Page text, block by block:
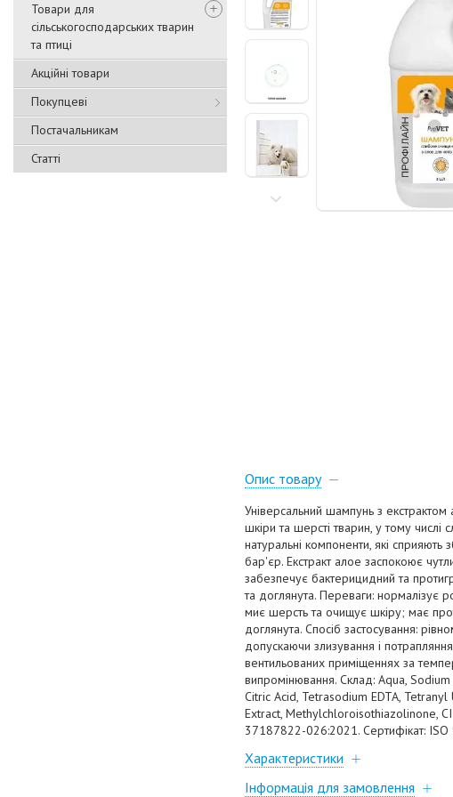
Товари для
сільськогосподарських тварин
та птиці
Акційні товари
Покупцеві
Постачальникам
Статті
Опис товару
Універсальний шампунь з
шкіри та шерсті тварин, у тому числі
натуральні компоненти, які
бар'єр. Екстракт алое заспокоює
забезпечує бактерицидний та
та доглянута. Переваги: нормалізує
миє шерсть та очищує шкіру; має
доглянута. Спосіб застосування:
допускаючи злизування і
вентильованих приміщеннях за
випромінювання. Склад: Aqua,
Citric Acid, Tetrasodium EDTA,
Extract, Methylchloroisothiazolinone,
37187822-026:2021. Сертифікат:
Характеристики
Інформація для замовлення